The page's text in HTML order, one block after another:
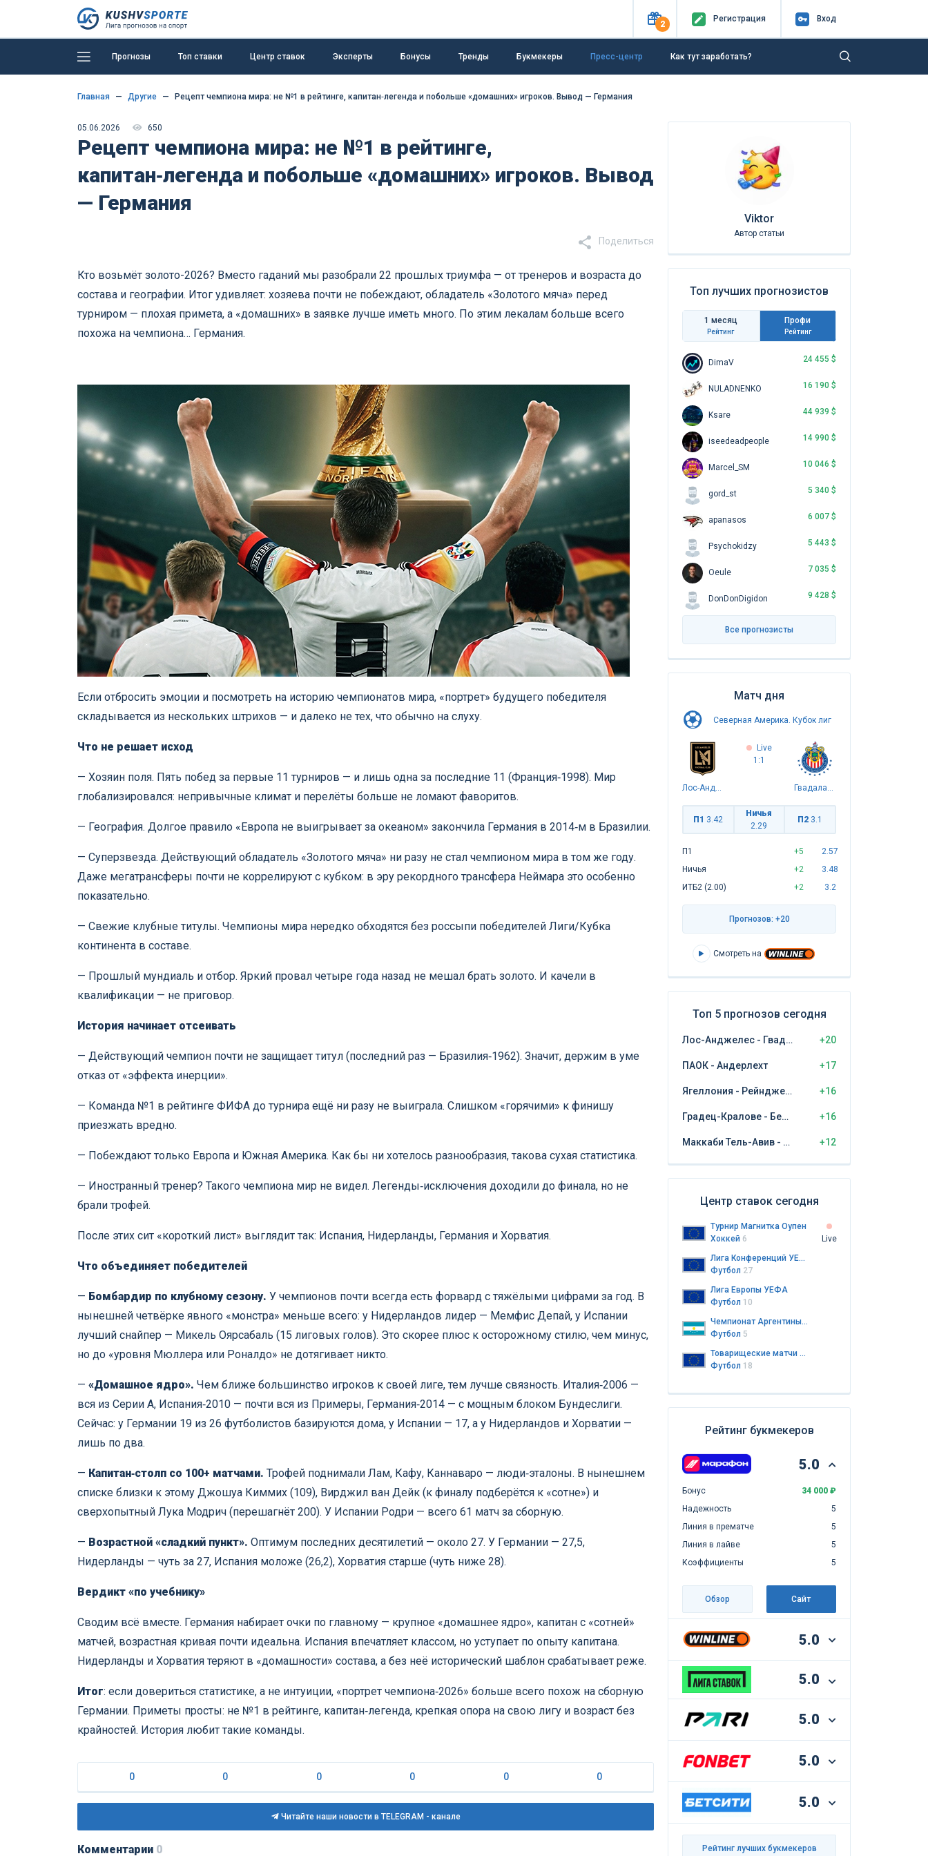
2
Регистрация Вход
Прогнозы Топ ставки Центр ставок Эксперты Бонусы Тренды Букмекеры Пресс-центр Как тут заработать?
Главная Другие Рецепт чемпиона мира: не №1 в рейтинге, капитан‑легенда и побольше «домашних» игроков. Вывод — Германия
05.06.2026 650
Рецепт чемпиона мира: не №1 в рейтинге,
капитан‑легенда и побольше «домашних» игроков. Вывод
— Германия
Поделиться
Кто возьмёт золото-2026? Вместо гаданий мы разобрали 22 прошлых триумфа — от тренеров и возраста до
состава и географии. Итог удивляет: хозяева почти не побеждают, обладатель «Золотого мяча» перед
турниром — плохая примета, а «домашних» в заявке лучше иметь много. По этим лекалам больше всего
похожа на чемпиона… Германия.
Если отбросить эмоции и посмотреть на историю чемпионатов мира, «портрет» будущего победителя
складывается из нескольких штрихов — и далеко не тех, что обычно на слуху.
Что не решает исход
— Хозяин поля. Пять побед за первые 11 турниров — и лишь одна за последние 11 (Франция‑1998). Мир
глобализировался: непривычные климат и перелёты больше не ломают фаворитов.
— География. Долгое правило «Европа не выигрывает за океаном» закончила Германия в 2014‑м в Бразилии.
— Суперзвезда. Действующий обладатель «Золотого мяча» ни разу не стал чемпионом мира в том же году.
Даже мегатрансферы почти не коррелируют с кубком: в эру рекордного трансфера Неймара это особенно
показательно.
— Свежие клубные титулы. Чемпионы мира нередко обходятся без россыпи победителей Лиги/Кубка
континента в составе.
— Прошлый мундиаль и отбор. Яркий провал четыре года назад не мешал брать золото. И качели в
квалификации — не приговор.
История начинает отсеивать
— Действующий чемпион почти не защищает титул (последний раз — Бразилия‑1962). Значит, держим в уме
отказ от «эффекта инерции».
— Команда №1 в рейтинге ФИФА до турнира ещё ни разу не выиграла. Слишком «горячими» к финишу
приезжать вредно.
— Побеждают только Европа и Южная Америка. Как бы ни хотелось разнообразия, такова сухая статистика.
— Иностранный тренер? Такого чемпиона мир не видел. Легенды‑исключения доходили до финала, но не
брали трофей.
После этих сит «короткий лист» выглядит так: Испания, Нидерланды, Германия и Хорватия.
Что объединяет победителей
— Бомбардир по клубному сезону. У чемпионов почти всегда есть форвард с тяжёлыми цифрами за год. В
нынешней четвёрке явного «монстра» меньше всего: у Нидерландов лидер — Мемфис Депай, у Испании
лучший снайпер — Микель Оярсабаль (15 лиговых голов). Это скорее плюс к осторожному стилю, чем минус,
но до «уровня Мюллера или Роналдо» не дотягивает никто.
— «Домашное ядро». Чем ближе большинство игроков к своей лиге, тем лучше связность. Италия‑2006 —
вся из Серии А, Испания‑2010 — почти вся из Примеры, Германия‑2014 — с мощным блоком Бундеслиги.
Сейчас: у Германии 19 из 26 футболистов базируются дома, у Испании — 17, а у Нидерландов и Хорватии —
лишь по два.
— Капитан‑столп со 100+ матчами. Трофей поднимали Лам, Кафу, Каннаваро — люди‑эталоны. В нынешнем
списке близки к этому Джошуа Киммих (109), Вирджил ван Дейк (к финалу подберётся к «сотне») и
сверхопытный Лука Модрич (перешагнёт 200). У Испании Родри — всего 61 матч за сборную.
— Возрастной «сладкий пункт». Оптимум последних десятилетий — около 27. У Германии — 27,5,
Нидерланды — чуть за 27, Испания моложе (26,2), Хорватия старше (чуть ниже 28).
Вердикт «по учебнику»
Сводим всё вместе. Германия набирает очки по главному — крупное «домашнее ядро», капитан с «сотней»
матчей, возрастная кривая почти идеальна. Испания впечатляет классом, но уступает по опыту капитана.
Нидерланды и Хорватия теряют в «домашности» состава, а без неё исторический шаблон срабатывает реже.
Итог: если довериться статистике, а не интуиции, «портрет чемпиона‑2026» больше всего похож на сборную
Германии. Приметы просты: не №1 в рейтинге, капитан‑легенда, крепкая опора на свою лигу и возраст без
крайностей. История любит такие команды.
0 0 0 0 0 0
Читайте наши новости в TELEGRAM - канале
Комментарии 0
Viktor
Автор статьи
Топ лучших прогнозистов
1 месяц
Рейтинг
Профи
Рейтинг
DimaV 24 455 $
NULADNENKO 16 190 $
Ksare 44 939 $
iseedeadpeople 14 990 $
Marcel_SM 10 046 $
gord_st 5 340 $
apanasos 6 007 $
Psychokidzy 5 443 $
Oeule 7 035 $
DonDonDigidon 9 428 $
Все прогнозисты
Матч дня
Северная Америка. Кубок лиг
Лос-Анджелес
Live
1:1
Гвадалахара
П1 3.42
Ничья
2.29
П2 3.1
П1 +5
2.57
Ничья
+2
3.48
ИТБ2 (2.00)
+2 3.2
Прогнозов: +20
Смотреть на
Топ 5 прогнозов сегодня
Лос-Анджелес - Гвадалахара +20
ПАОК - Андерлехт +17
Ягеллония - Рейнджерс +16
Градец-Кралове - Бешикташ +16
Маккаби Тель-Авив - ЦСКА София +12
Центр ставок сегодня
Турнир Магнитка Оупен
Хоккей 6
Live
Лига Конференций УЕФА
Футбол 27
Лига Европы УЕФА
Футбол 10
Чемпионат Аргентины. Резервная лига
Футбол 5
Товарищеские матчи клубов
Футбол 18
Рейтинг букмекеров
5.0
Бонус
34 000 ₽
Надежность
5
Линия в прематче
5
Линия в лайве
5
Коэффициенты
5
Обзор Сайт
5.0
5.0
5.0
5.0
5.0
Рейтинг лучших букмекеров